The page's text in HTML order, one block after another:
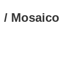
/ Mosaico